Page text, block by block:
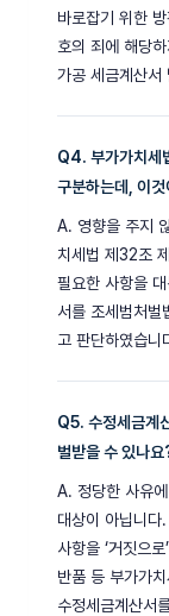
바로잡기 위한
호의 죄에 해당
가공 세금계산서
Q4. 부가가치세
구분하는데, 이
A. 영향을 주지
치세법 제32조
필요한 사항을
서를 조세범처벌
고 판단하였습니
Q5. 수정세금계
벌받을 수 있나요
A. 정당한 사유
대상이 아닙니다
사항을 ‘거짓으
반품 등 부가가
수정세금계산서